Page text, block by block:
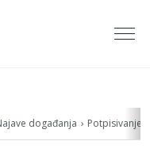
događanja Potpisivanje